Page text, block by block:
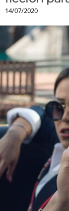
14/07/2020